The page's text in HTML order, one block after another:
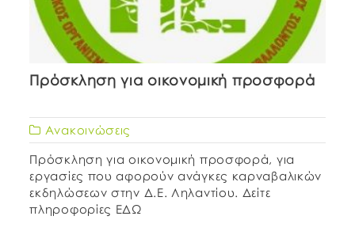
Πρόσκληση για οικονομική προσφορά
Ανακοινώσεις
Πρόσκληση για οικονομική προσφορά, για
εργασίες που αφορούν ανάγκες καρναβαλικών
εκδηλώσεων στην Δ.Ε. Ληλαντίου. Δείτε
πληροφορίες ΕΔΩ